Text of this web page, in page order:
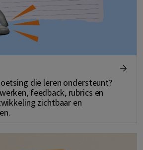
die leren ondersteunt?
feedback, rubrics en
zichtbaar en